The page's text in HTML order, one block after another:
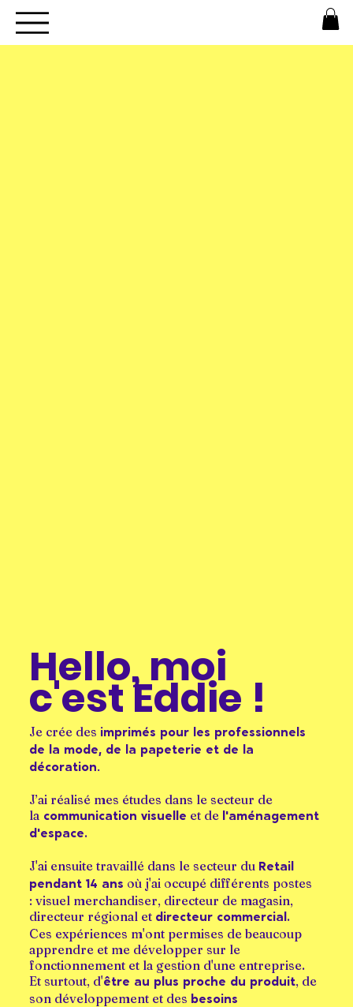
Hello, moi
c'est Eddie !
Je crée des imprimés pour les professionnels
de la mode, de la papeterie et de la
décoration.
J’ai réalisé mes études dans le secteur de
la communication visuelle et de l'aménagement
d'espace.
J'ai ensuite travaillé dans le secteur du Retail
pendant 14 ans où j'ai occupé différents postes
: visuel merchandiser, directeur de magasin,
directeur régional et directeur commercial .
Ces expériences m'ont permises de beaucoup
apprendre et me développer sur le
fonctionnement et la gestion d'une entreprise.
Et surtout, d'être au plus proche du produit, de
son développement et des besoins